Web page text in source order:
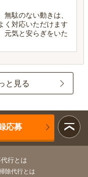
駄のない動きは、
く対応いただけます
元気と安らぎをいた
と見る
応募
行とは
除代行とは